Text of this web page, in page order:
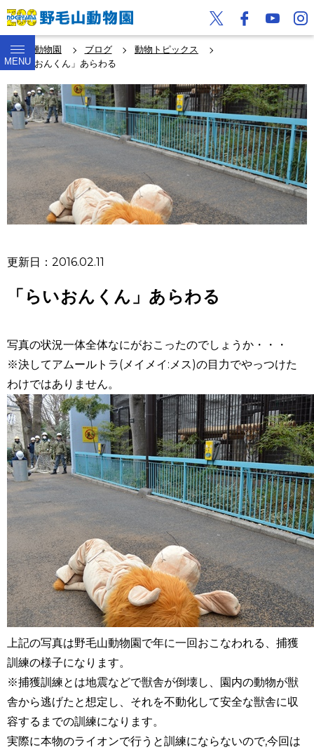
MENU
野毛山動物園 ブログ
動物トピックス
「らいおんくん」あらわる
更新日：2016.02.11
「らいおんくん」あらわる
写真の状況一体全体なにがおこったのでしょうか・・・
※決してアムールトラ(メイメイ:メス)の目力でやっつけた
わけではありません。
上記の写真は野毛山動物園で年に一回おこなわれる、捕獲
訓練の様子になります。
※捕獲訓練とは地震などで獣舎が倒壊し、園内の動物が獣
舎から逃げたと想定し、それを不動化して安全な獣舎に収
容するまでの訓練になります。
実際に本物のライオンで行うと訓練にならないので,今回は